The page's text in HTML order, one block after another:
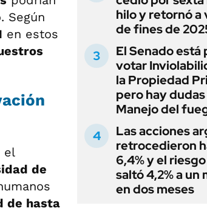
Según
en estos
el
de
de hasta
hilo y retornó a
de fines de
El Senado está
votar
la Propiedad
pero hay
Manejo del
Las acciones
retrocedieron
6,4% y el
saltó 4,2% a un
en dos meses